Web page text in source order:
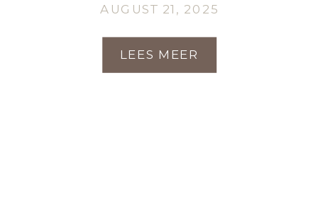
LEES MEER
AUGUST 21, 2025